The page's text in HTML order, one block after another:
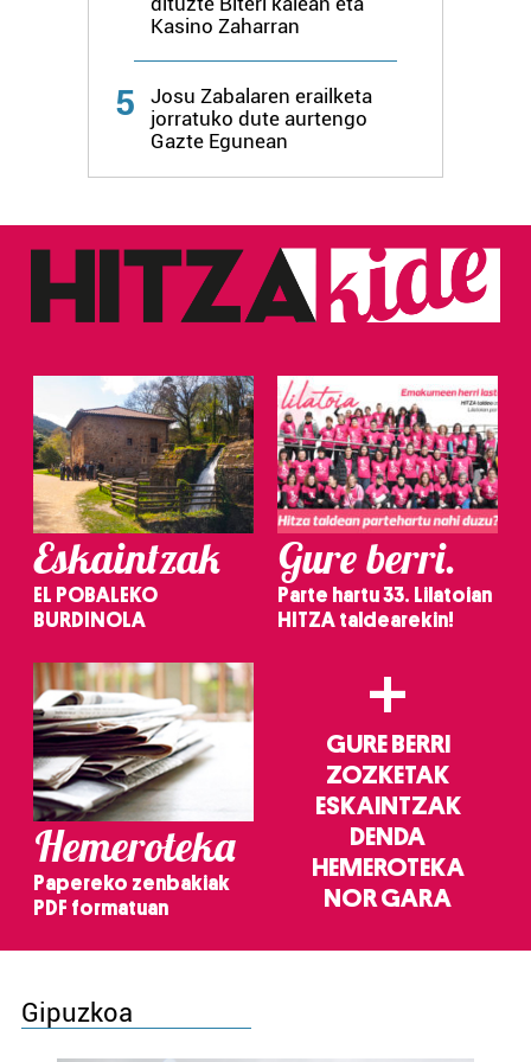
Kasino Zaharran
5
Josu Zabalaren erailketa
jorratuko dute aurtengo
Gazte Egunean
Eskaintzak
EL POBALEKO
BURDINOLA
Gure berri.
Parte hartu 33. Lilatoian
HITZA taldearekin!
Hemeroteka
Papereko zenbakiak
PDF formatuan
+
GURE BERRI
ZOZKETAK
ESKAINTZAK
DENDA
HEMEROTEKA
NOR GARA
Gipuzkoa